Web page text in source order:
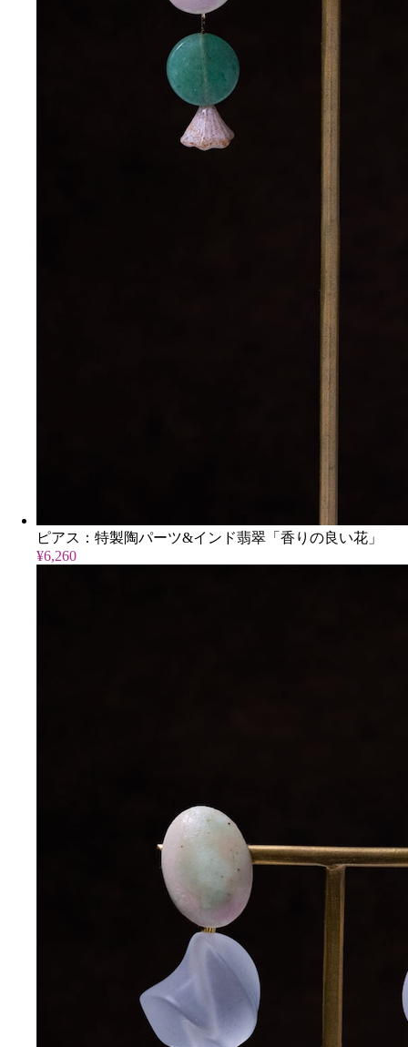
ピアス：特製陶パーツ&インド翡翠「香りの良い花」
¥6,260